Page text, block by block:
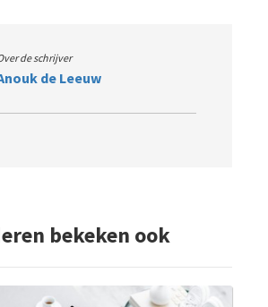
de schrijver
de Leeuw
bekeken ook